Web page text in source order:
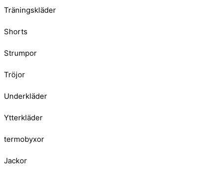
Träningskläder
Shorts
Strumpor
Tröjor
Underkläder
Ytterkläder
termobyxor
Jackor